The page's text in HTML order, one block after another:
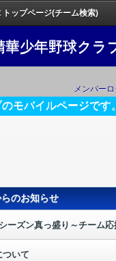
トップページ(チーム検索)
華少年野球クラ
メンバー
モバイルページです。
のお知らせ
ーズン真っ盛り～チーム
ついて